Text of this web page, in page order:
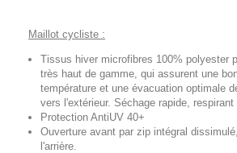
Maillot cycliste :
Tissus hiver microfibres 100% polyester
très haut de gamme, qui assurent une
température et une évacuation optimale
vers l'extérieur. Séchage rapide,
Protection AntiUV 40+
Ouverture avant par zip intégral
l'arrière.